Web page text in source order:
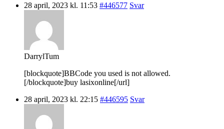
28 april, 2023 kl. 11:53 #446577 Svar
DarrylTum
[blockquote]BBCode you used is not allowed.
[/blockquote]buy lasixonline[/url]
28 april, 2023 kl. 22:15 #446595 Svar